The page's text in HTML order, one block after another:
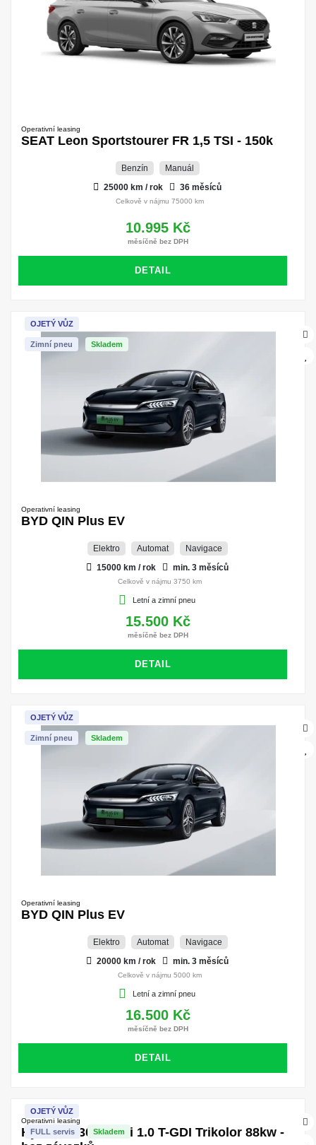
Operativní leasing
SEAT Leon Sportstourer FR 1,5 TSI - 150k
Benzín
Manuál
25000 km / rok
36 měsíců
Celkově v nájmu 75000 km
10.995 Kč
měsíčně bez DPH
DETAIL
OJETÝ VŮZ
Skladem
Zimní pneu
Operativní leasing
BYD QIN Plus EV
Elektro Automat
Navigace
15000 km / rok
min. 3 měsíců
Celkově v nájmu 3750 km
Letní a zimní pneu
15.500 Kč
měsíčně bez DPH
DETAIL
OJETÝ VŮZ
Skladem
Zimní pneu
Operativní leasing
BYD QIN Plus EV
Elektro Automat
Navigace
20000 km / rok
min. 3 měsíců
Celkově v nájmu 5000 km
Letní a zimní pneu
16.500 Kč
měsíčně bez DPH
DETAIL
OJETÝ VŮZ
Skladem
FULL servis
Operativní leasing
Hyundai i30 kombi 1.0 T-GDI Trikolor 88kw -